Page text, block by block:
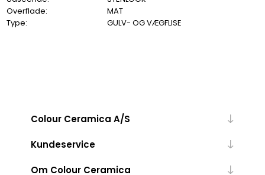
Overflade:
MAT
Type:
GULV- OG VÆGFLISE
Colour Ceramica A/S
Kundeservice
Om Colour Ceramica